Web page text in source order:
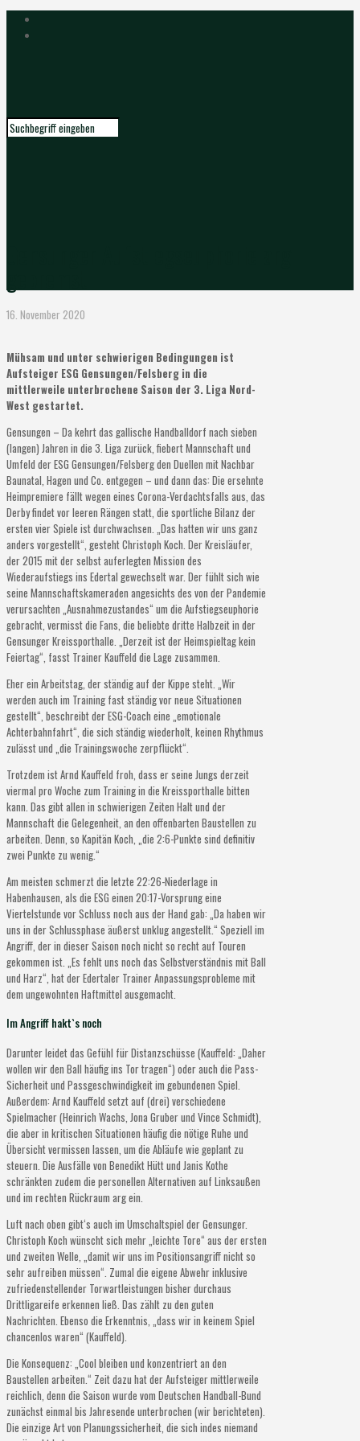
16. November 2020
Mühsam und unter schwierigen Bedingungen ist
Aufsteiger ESG Gensungen/Felsberg in die
mittlerweile unterbrochene Saison der 3. Liga Nord-
West gestartet.
Gensungen – Da kehrt das gallische Handballdorf nach sieben
(langen) Jahren in die 3. Liga zurück, fiebert Mannschaft und
Umfeld der ESG Gensungen/Felsberg den Duellen mit Nachbar
Baunatal, Hagen und Co. entgegen – und dann das: Die ersehnte
Heimpremiere fällt wegen eines Corona-Verdachtsfalls aus, das
Derby findet vor leeren Rängen statt, die sportliche Bilanz der
ersten vier Spiele ist durchwachsen. „Das hatten wir uns ganz
anders vorgestellt“, gesteht Christoph Koch. Der Kreisläufer,
der 2015 mit der selbst auferlegten Mission des
Wiederaufstiegs ins Edertal gewechselt war. Der fühlt sich wie
seine Mannschaftskameraden angesichts des von der Pandemie
verursachten „Ausnahmezustandes“ um die Aufstiegseuphorie
gebracht, vermisst die Fans, die beliebte dritte Halbzeit in der
Gensunger Kreissporthalle. „Derzeit ist der Heimspieltag kein
Feiertag“, fasst Trainer Kauffeld die Lage zusammen.
Eher ein Arbeitstag, der ständig auf der Kippe steht. „Wir
werden auch im Training fast ständig vor neue Situationen
gestellt“, beschreibt der ESG-Coach eine „emotionale
Achterbahnfahrt“, die sich ständig wiederholt, keinen Rhythmus
zulässt und „die Trainingswoche zerpflückt“.
Trotzdem ist Arnd Kauffeld froh, dass er seine Jungs derzeit
viermal pro Woche zum Training in die Kreissporthalle bitten
kann. Das gibt allen in schwierigen Zeiten Halt und der
Mannschaft die Gelegenheit, an den offenbarten Baustellen zu
arbeiten. Denn, so Kapitän Koch, „die 2:6-Punkte sind definitiv
zwei Punkte zu wenig.“
Am meisten schmerzt die letzte 22:26-Niederlage in
Habenhausen, als die ESG einen 20:17-Vorsprung eine
Viertelstunde vor Schluss noch aus der Hand gab: „Da haben wir
uns in der Schlussphase äußerst unklug angestellt.“ Speziell im
Angriff, der in dieser Saison noch nicht so recht auf Touren
gekommen ist. „Es fehlt uns noch das Selbstverständnis mit Ball
und Harz“, hat der Edertaler Trainer Anpassungsprobleme mit
dem ungewohnten Haftmittel ausgemacht.
Im Angriff hakt`s noch
Darunter leidet das Gefühl für Distanzschüsse (Kauffeld: „Daher
wollen wir den Ball häufig ins Tor tragen“) oder auch die Pass-
Sicherheit und Passgeschwindigkeit im gebundenen Spiel.
Außerdem: Arnd Kauffeld setzt auf (drei) verschiedene
Spielmacher (Heinrich Wachs, Jona Gruber und Vince Schmidt),
die aber in kritischen Situationen häufig die nötige Ruhe und
Übersicht vermissen lassen, um die Abläufe wie geplant zu
steuern. Die Ausfälle von Benedikt Hütt und Janis Kothe
schränkten zudem die personellen Alternativen auf Linksaußen
und im rechten Rückraum arg ein.
Luft nach oben gibt‘s auch im Umschaltspiel der Gensunger.
Christoph Koch wünscht sich mehr „leichte Tore“ aus der ersten
und zweiten Welle, „damit wir uns im Positionsangriff nicht so
sehr aufreiben müssen“. Zumal die eigene Abwehr inklusive
zufriedenstellender Torwartleistungen bisher durchaus
Drittligareife erkennen ließ. Das zählt zu den guten
Nachrichten. Ebenso die Erkenntnis, „dass wir in keinem Spiel
chancenlos waren“ (Kauffeld).
Die Konsequenz: „Cool bleiben und konzentriert an den
Baustellen arbeiten.“ Zeit dazu hat der Aufsteiger mittlerweile
reichlich, denn die Saison wurde vom Deutschen Handball-Bund
zunächst einmal bis Jahresende unterbrochen (wir berichteten).
Die einzige Art von Planungssicherheit, die sich indes niemand